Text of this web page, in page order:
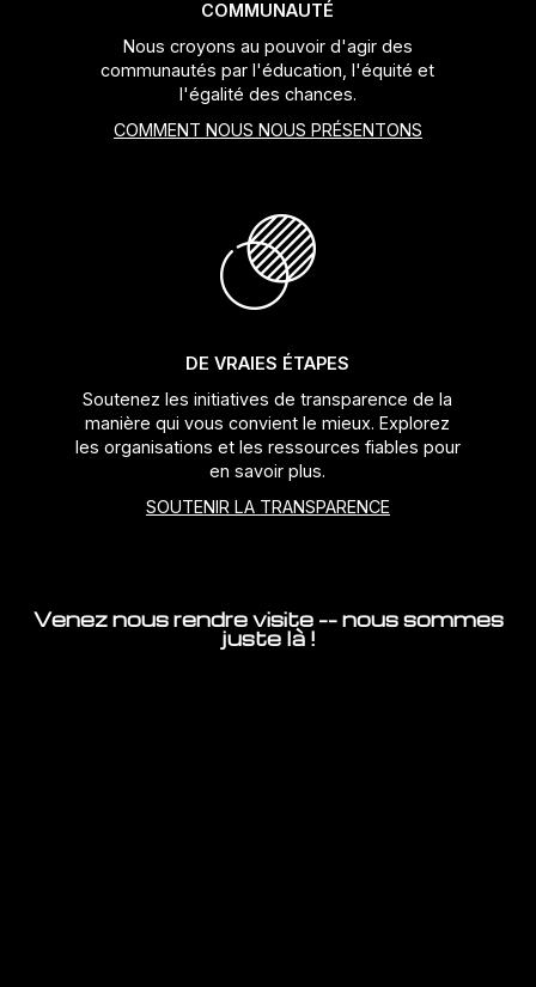
COMMUNAUTÉ
Nous croyons au pouvoir d'agir des
communautés par l'éducation, l'équité et
l'égalité des chances.
COMMENT NOUS NOUS PRÉSENTONS
DE VRAIES ÉTAPES
Soutenez les initiatives de transparence de la
manière qui vous convient le mieux. Explorez
les organisations et les ressources fiables pour
en savoir plus.
SOUTENIR LA TRANSPARENCE
Venez nous rendre visite -- nous sommes
juste là !